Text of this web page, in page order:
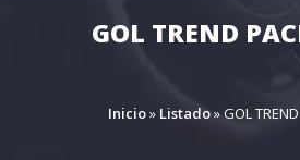
GOL TREND
Inicio» Listado»GOL